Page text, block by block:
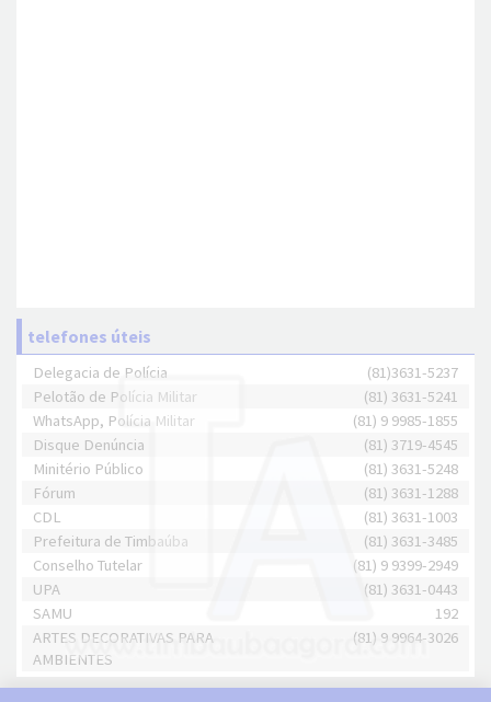
telefones úteis
Delegacia de Polícia
(81)3631-5237
Pelotão de Polícia Militar
(81) 3631-5241
WhatsApp, Polícia Militar
(81) 9 9985-1855
Disque Denúncia
(81) 3719-4545
Minitério Público
(81) 3631-5248
Fórum
(81) 3631-1288
CDL
(81) 3631-1003
Prefeitura de Timbaúba
(81) 3631-3485
Conselho Tutelar
(81) 9 9399-2949
UPA
(81) 3631-0443
SAMU
192
ARTES DECORATIVAS PARA
AMBIENTES
(81) 9 9964-3026